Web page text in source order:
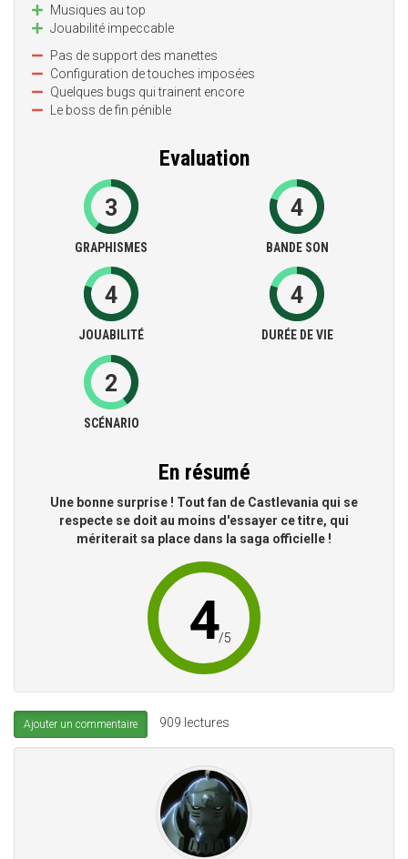
Musiques au top
Jouabilité impeccable
Pas de support des manettes
Configuration de touches imposées
Quelques bugs qui trainent encore
Le boss de fin pénible
Evaluation
3
GRAPHISMES
4
BANDE SON
4
JOUABILITÉ
4
DURÉE DE VIE
2
SCÉNARIO
En résumé
Une bonne surprise ! Tout fan de Castlevania qui se
respecte se doit au moins d'essayer ce titre, qui
mériterait sa place dans la saga officielle !
4/5
Ajouter un commentaire 909 lectures